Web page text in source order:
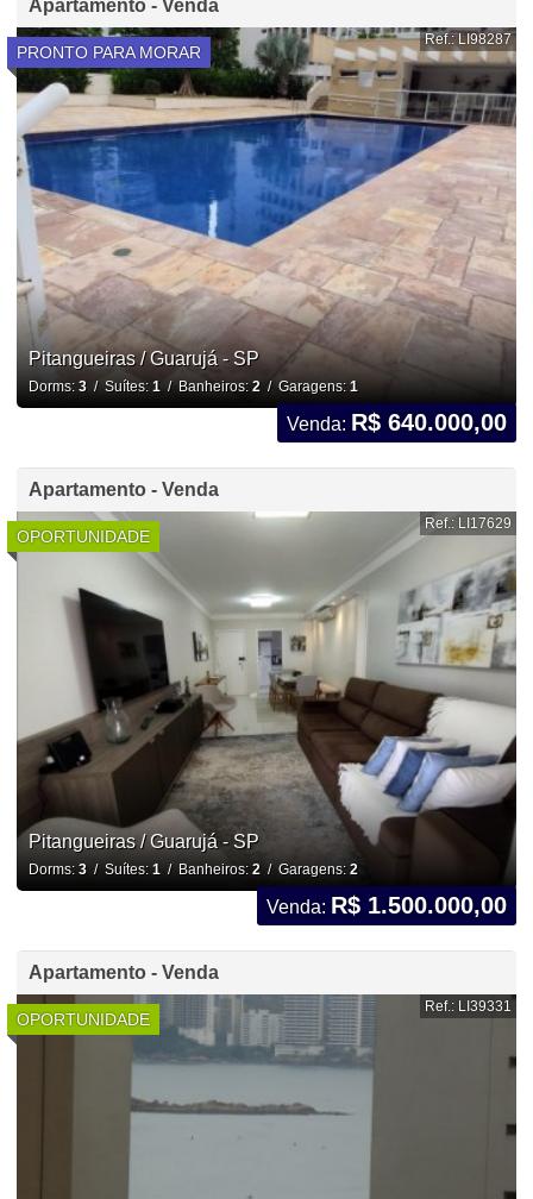
Apartamento - Venda
PRONTO PARA MORAR
Ref.: LI98287
Pitangueiras / Guarujá - SP
Dorms: 3/ Suítes: 1 / Banheiros: 2/ Garagens: 1
Venda: R$ 640.000,00
Apartamento - Venda
OPORTUNIDADE
Ref.: LI17629
Pitangueiras / Guarujá - SP
Dorms: 3/ Suítes: 1/ Banheiros: 2/ Garagens: 2
Venda: R$ 1.500.000,00
Apartamento - Venda
OPORTUNIDADE
Ref.: LI39331